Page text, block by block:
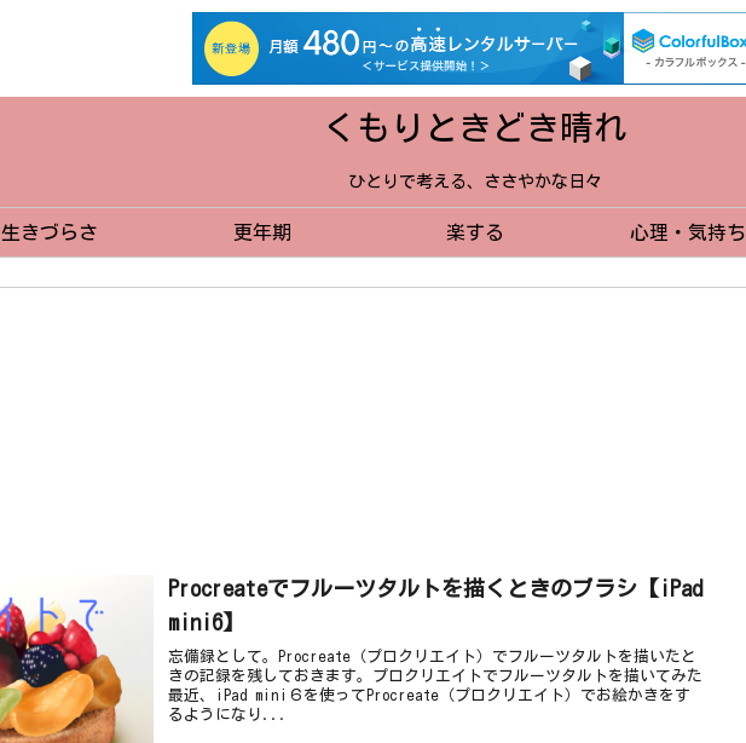
くもりときどき晴れ
ひとりで考える、ささやかな日々
生きづらさ 更年期 楽する 心理・気持ち
Procreateでフルーツタルトを描くときのブラシ【iPad
mini6】
忘備録として。Procreate（プロクリエイト）でフルーツタルトを描いたと
きの記録を残しておきます。プロクリエイトでフルーツタルトを描いてみた
最近、iPad mini６を使ってProcreate（プロクリエイト）でお絵かきをす
るようになり...